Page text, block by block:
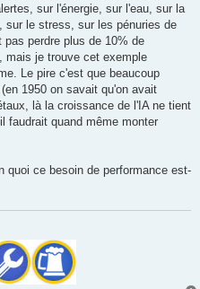
sur l'énergie, sur l'eau, sur la
sur le stress, sur les pénuries de
perdre plus de 10% de
mais je trouve cet exemple
Le pire c'est que beaucoup
1950 on savait qu'on avait
là la croissance de l'IA ne tient
faudrait quand même monter
quoi ce besoin de performance est-